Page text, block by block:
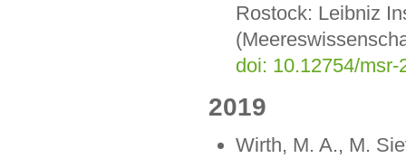
Rostock: Leibniz
doi: 10.12754/msr-
2019
Wirth, M. A., M.